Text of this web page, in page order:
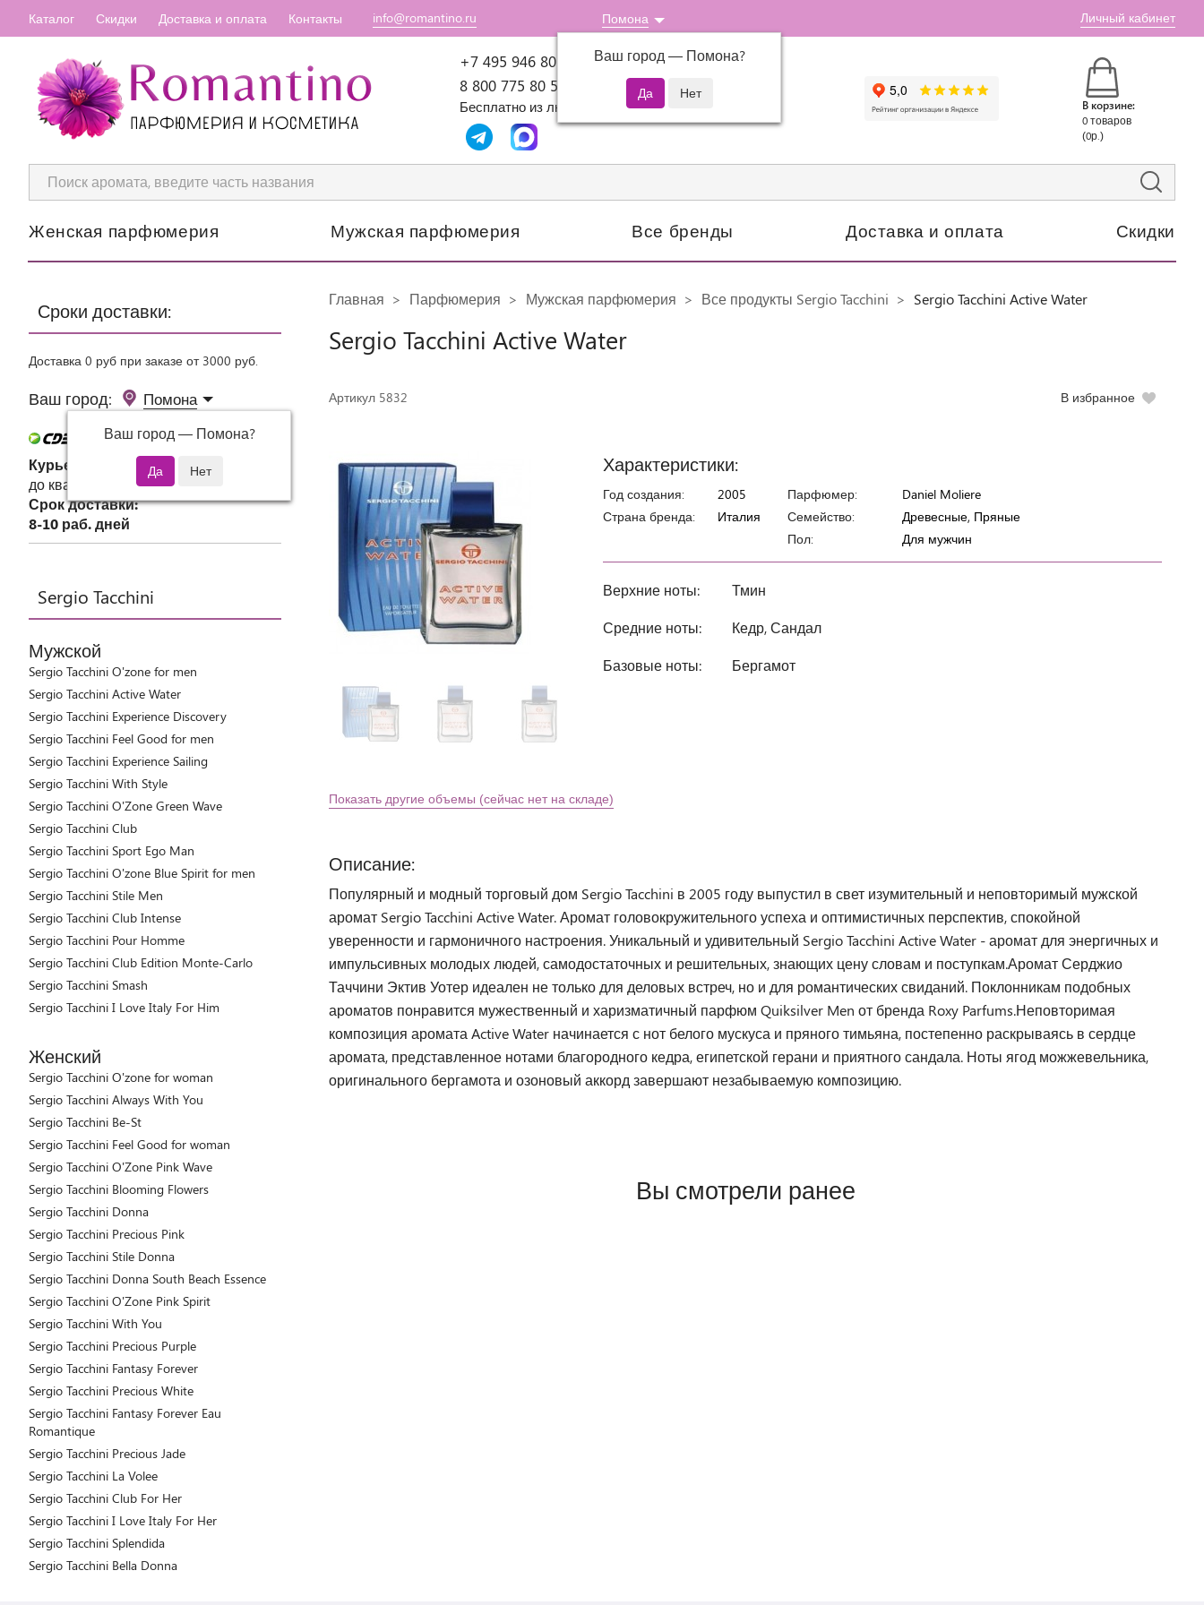
Каталог Скидки Доставка и оплата Контакты info@romantino.ru Помона
Ваш город — Помона?
Личный кабинет
+7 495 946 80 07 Пн-Пт: 10:00-18:00
8 800 775 80 51
Бесплатно из любого региона России
В корзине:
0 товаров
(0р.)
Женская парфюмерия Мужская парфюмерия Все бренды Доставка и оплата Скидки
Сроки доставки:
Доставка 0 руб при заказе от 3000 руб.
Ваш город: Помона
Ваш город — Помона?
Курьер СДЭК
до квартиры или офиса
Срок доставки:
8-10 раб. дней
Sergio Tacchini
Мужской
Sergio Tacchini O'zone for men
Sergio Tacchini Active Water
Sergio Tacchini Experience Discovery
Sergio Tacchini Feel Good for men
Sergio Tacchini Experience Sailing
Sergio Tacchini With Style
Sergio Tacchini O'Zone Green Wave
Sergio Tacchini Club
Sergio Tacchini Sport Ego Man
Sergio Tacchini O'zone Blue Spirit for men
Sergio Tacchini Stile Men
Sergio Tacchini Club Intense
Sergio Tacchini Pour Homme
Sergio Tacchini Club Edition Monte-Carlo
Sergio Tacchini Smash
Sergio Tacchini I Love Italy For Him
Женский
Sergio Tacchini O'zone for woman
Sergio Tacchini Always With You
Sergio Tacchini Be-St
Sergio Tacchini Feel Good for woman
Sergio Tacchini O'Zone Pink Wave
Sergio Tacchini Blooming Flowers
Sergio Tacchini Donna
Sergio Tacchini Precious Pink
Sergio Tacchini Stile Donna
Sergio Tacchini Donna South Beach Essence
Sergio Tacchini O'Zone Pink Spirit
Sergio Tacchini With You
Sergio Tacchini Precious Purple
Sergio Tacchini Fantasy Forever
Sergio Tacchini Precious White
Sergio Tacchini Fantasy Forever Eau
Romantique
Sergio Tacchini Precious Jade
Sergio Tacchini La Volee
Sergio Tacchini Club For Her
Sergio Tacchini I Love Italy For Her
Sergio Tacchini Splendida
Sergio Tacchini Bella Donna
Главная Парфюмерия Мужская парфюмерия Все продукты Sergio Tacchini Sergio Tacchini Active Water
Sergio Tacchini Active Water
Артикул 5832 В избранное
Характеристики:
Год создания:
2005
Страна бренда:
Италия
Парфюмер:
Daniel Moliere
Семейство:
Древесные, Пряные
Пол:
Для мужчин
Верхние ноты:
Тмин
Средние ноты:
Кедр, Сандал
Базовые ноты:
Бергамот
Показать другие объемы (сейчас нет на складе)
Описание:
Популярный и модный торговый дом Sergio Tacchini в 2005 году выпустил в свет изумительный и неповторимый мужской
аромат Sergio Tacchini Active Water. Аромат головокружительного успеха и оптимистичных перспектив, спокойной
уверенности и гармоничного настроения. Уникальный и удивительный Sergio Tacchini Active Water - аромат для энергичных и
импульсивных молодых людей, самодостаточных и решительных, знающих цену словам и поступкам.Аромат Серджио
Таччини Эктив Уотер идеален не только для деловых встреч, но и для романтических свиданий. Поклонникам подобных
ароматов понравится мужественный и харизматичный парфюм Quiksilver Men от бренда Roxy Parfums.Неповторимая
композиция аромата Active Water начинается с нот белого мускуса и пряного тимьяна, постепенно раскрываясь в сердце
аромата, представленное нотами благородного кедра, египетской герани и приятного сандала. Ноты ягод можжевельника,
оригинального бергамота и озоновый аккорд завершают незабываемую композицию.
Вы смотрели ранее